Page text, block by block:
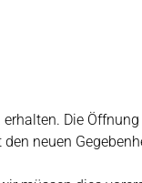
Die
neuen